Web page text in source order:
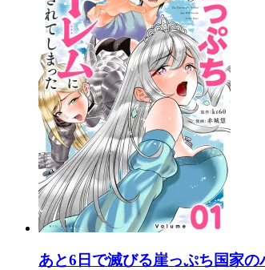
あと6日で滅びる崖っぷち国家